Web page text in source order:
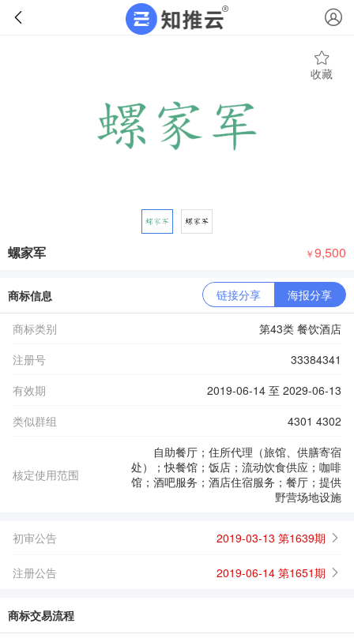
收藏
螺家军 ￥9,500
商标信息 链接分享 海报分享
商标类别
第43类 餐饮酒店
注册号
33384341
有效期
2019-06-14 至 2029-06-13
类似群组
4301 4302
核定使用范围
自助餐厅；住所代理（旅馆、供膳寄宿
处）；快餐馆；饭店；流动饮食供应；咖啡
馆；酒吧服务；酒店住宿服务；餐厅；提供
野营场地设施
初审公告 2019-03-13 第1639期
注册公告 2019-06-14 第1651期
商标交易流程